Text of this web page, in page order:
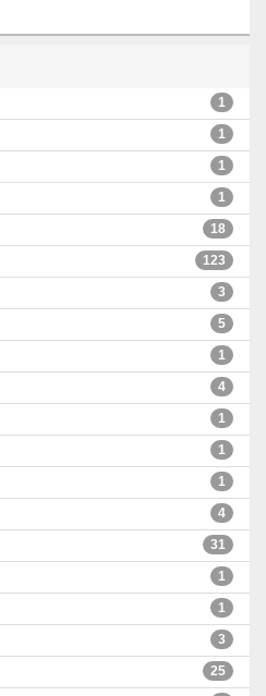
1
1
1
1
18
123
3
5
1
4
1
1
1
4
31
1
1
3
25